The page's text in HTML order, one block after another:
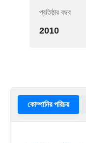
প্রতিষ্ঠার বছর
2010
কোম্পানির পরিচয়